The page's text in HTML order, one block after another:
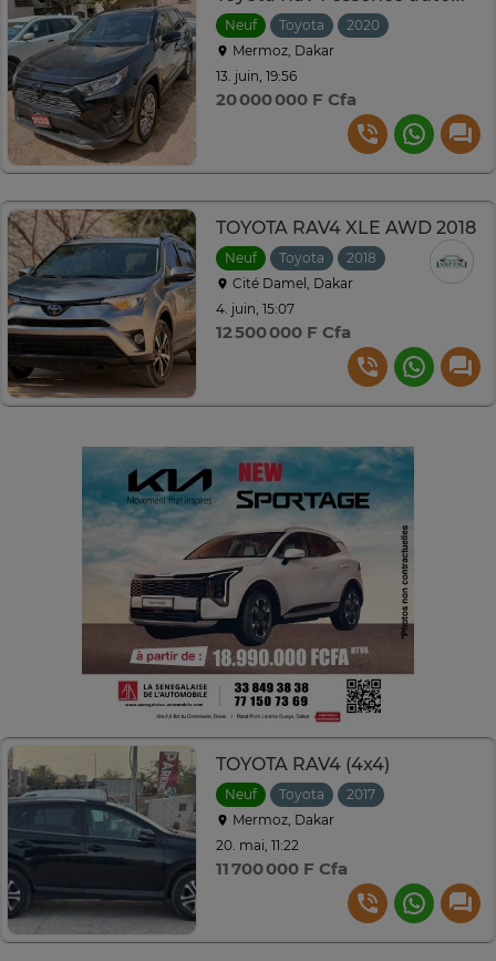
Neuf Toyota 2020
Mermoz, Dakar
13. juin, 19:56
20 000 000 F Cfa
TOYOTA RAV4 XLE AWD 2018
Neuf Toyota 2018
Automatique
Cité Damel, Dakar
4. juin, 15:07
12 500 000 F Cfa
TOYOTA RAV4 (4x4)
Neuf Toyota 2017
Mermoz, Dakar
20. mai, 11:22
11 700 000 F Cfa